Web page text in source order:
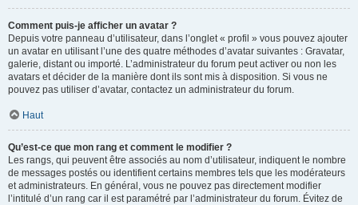
Comment puis-je afficher un avatar ?
Depuis votre panneau d’utilisateur, dans l’onglet « profil » vous pouvez ajouter
un avatar en utilisant l’une des quatre méthodes d’avatar suivantes : Gravatar,
galerie, distant ou importé. L’administrateur du forum peut activer ou non les
avatars et décider de la manière dont ils sont mis à disposition. Si vous ne
pouvez pas utiliser d’avatar, contactez un administrateur du forum.
Haut
Qu’est-ce que mon rang et comment le modifier ?
Les rangs, qui peuvent être associés au nom d’utilisateur, indiquent le nombre
de messages postés ou identifient certains membres tels que les modérateurs
et administrateurs. En général, vous ne pouvez pas directement modifier
l’intitulé d’un rang car il est paramétré par l’administrateur du forum. Évitez de